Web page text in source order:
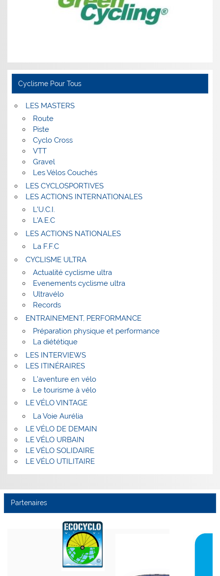
Cyclisme Pour Tous
LES MASTERS
Route
Piste
Cyclo Cross
VTT
Gravel
Les Vélos Couchés
LES CYCLOSPORTIVES
LES ACTIONS INTERNATIONALES
L’U.C.I.
L’A.E.C
LES ACTIONS NATIONALES
La F.F.C
CYCLISME ULTRA
Actualité cyclisme ultra
Evenements cyclisme ultra
Ultravélo
Records
ENTRAINEMENT, PERFORMANCE
Préparation physique et performance
La diététique
LES INTERVIEWS
LES ITINÉRAIRES
L’aventure en vélo
Le tourisme à vélo
LE VÉLO VINTAGE
La Voie Aurélia
LE VÉLO DE DEMAIN
LE VÉLO URBAIN
LE VÉLO SOLIDAIRE
LE VÉLO UTILITAIRE
Partenaires